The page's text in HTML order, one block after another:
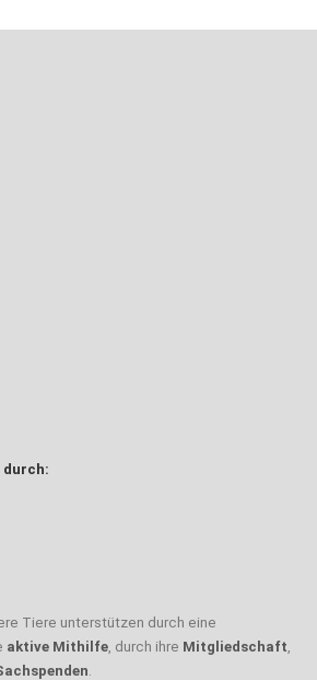
durch:
Tiere unterstützen durch eine
aktive Mithilfe, durch ihre Mitgliedschaft,
.